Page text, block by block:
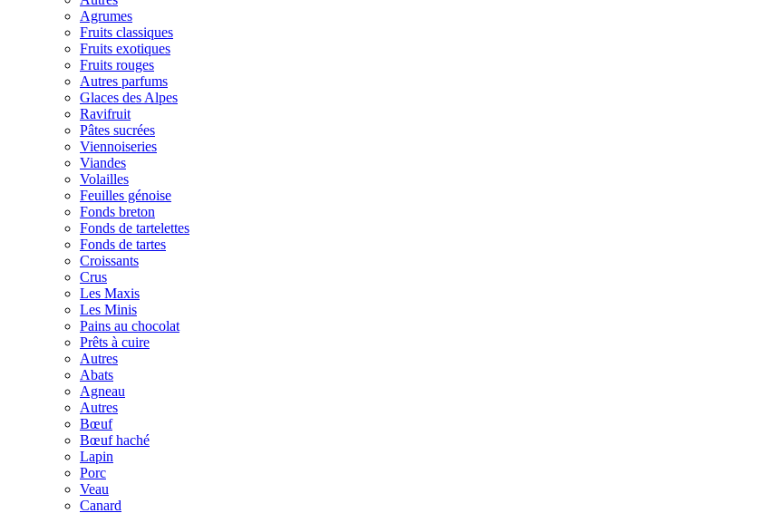
Agrumes
Fruits classiques
Fruits exotiques
Fruits rouges
Autres parfums
Glaces des Alpes
Ravifruit
Pâtes sucrées
Viennoiseries
Viandes
Volailles
Feuilles génoise
Fonds breton
Fonds de tartelettes
Fonds de tartes
Croissants
Crus
Les Maxis
Les Minis
Pains au chocolat
Prêts à cuire
Autres
Abats
Agneau
Autres
Bœuf
Bœuf haché
Lapin
Porc
Veau
Canard